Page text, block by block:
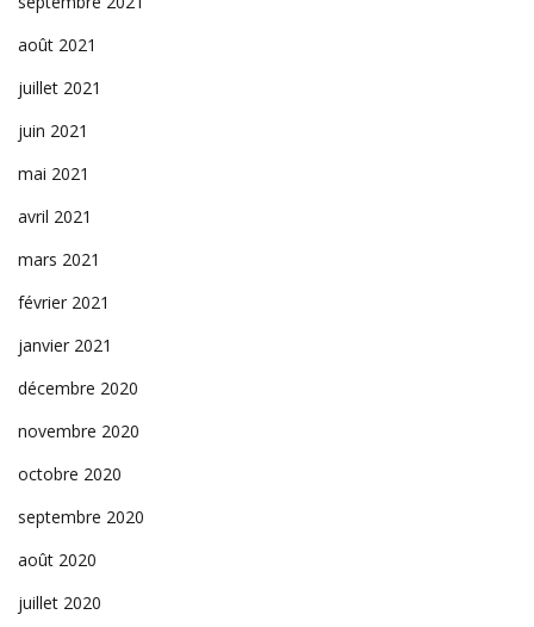
août 2021
juillet 2021
juin 2021
mai 2021
avril 2021
mars 2021
février 2021
janvier 2021
décembre 2020
novembre 2020
octobre 2020
septembre 2020
août 2020
juillet 2020